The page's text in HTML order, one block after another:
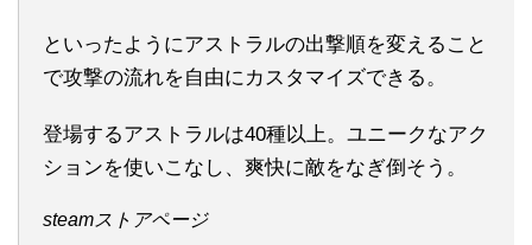
といったようにアストラルの出撃順を変えること
で攻撃の流れを自由にカスタマイズできる。
登場するアストラルは40種以上。ユニークなアク
ションを使いこなし、爽快に敵をなぎ倒そう。
steamストアページ